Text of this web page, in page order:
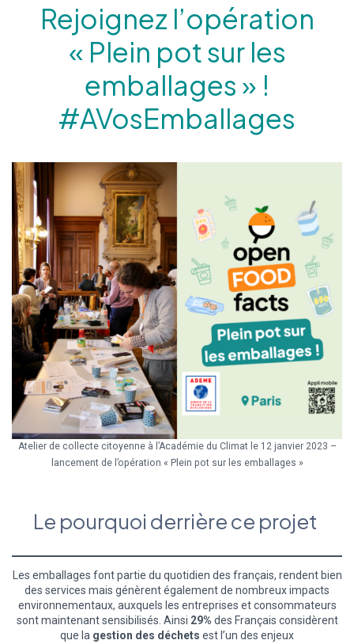
Rejoignez l’opération
« Plein pot sur les
emballages » !
#AVosEmballages
Atelier de collecte citoyenne à l’Académie du Climat le 12 janvier 2023 –
lancement de l’opération « Plein pot sur les emballages »
Le pourquoi derrière ce projet
Les emballages font partie du quotidien des français, rendent bien
des services mais génèrent également de nombreux impacts
environnementaux, auxquels les entreprises et consommateurs
sont maintenant sensibilisés. Ainsi 29% des Français considèrent
que la gestion des déchets est l’un des enjeux